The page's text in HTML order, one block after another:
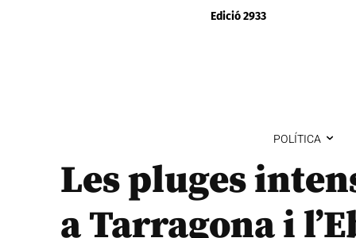
Edició 2933
POLÍTICA
Les pluges
a Tarragona i